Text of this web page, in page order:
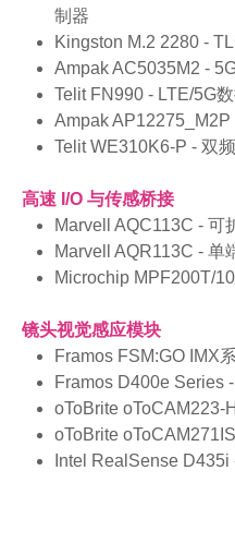
制器
Kingston M.2 2280 -
Ampak AC5035M2 -
Telit FN990 - LTE/5G
Ampak
Telit WE310K6-P - 双
高速 I/O 与传感桥接
Marvell AQC113C - 可
Marvell AQR113C - 单
Microchip MPF200T/
镜头视觉感应模块
Framos FSM:GO IMX
Framos D400e Series
oToBrite oToCAM223-
oToBrite
Intel RealSense